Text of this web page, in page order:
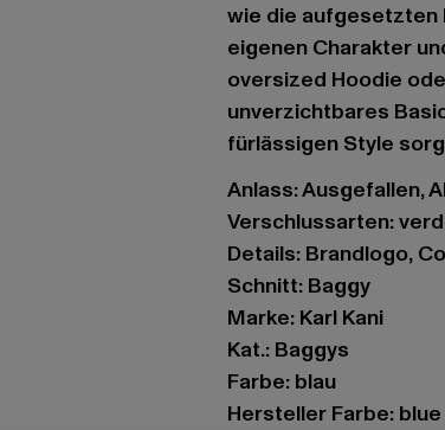
wie die aufgesetzten
eigenen Charakter
oversized Hoodie
unverzichtbares
fürlässigen Style
Anlass: Ausgefallen,
Verschlussarten:
Details: Brandlogo,
Schnitt: Baggy
Marke: Karl Kani
Kat.: Baggys
Farbe: blau
Hersteller Farbe: blue